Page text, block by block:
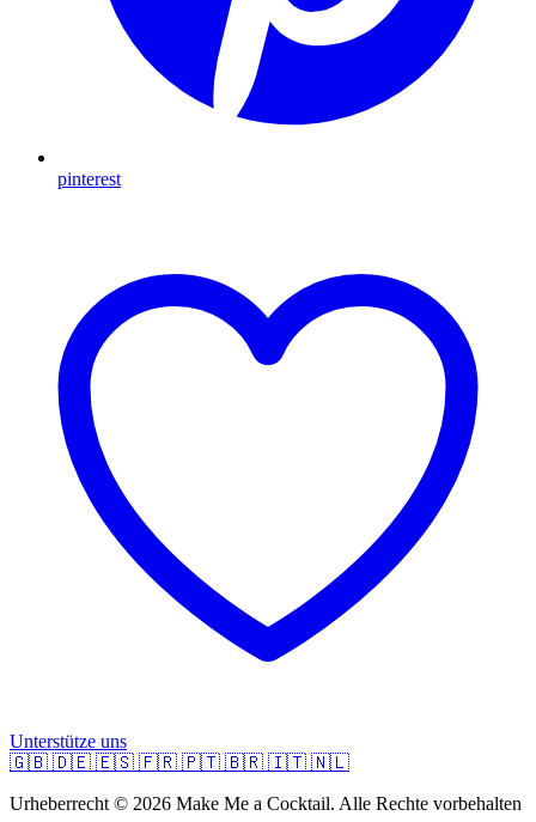
pinterest
Unterstütze uns
🇬🇧 🇩🇪 🇪🇸 🇫🇷 🇵🇹 🇧🇷 🇮🇹 🇳🇱
Urheberrecht © 2026 Make Me a Cocktail. Alle Rechte vorbehalten